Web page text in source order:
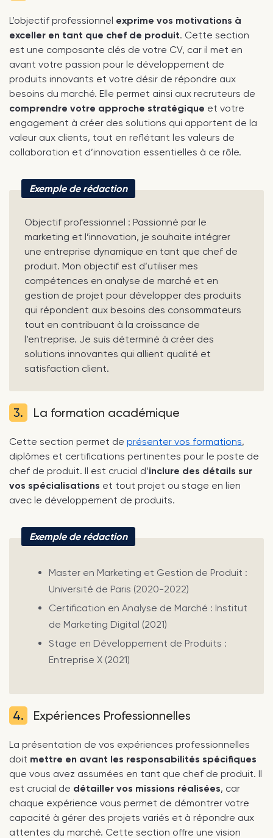
L’objectif professionnel exprime vos motivations à
exceller en tant que chef de produit. Cette section
est une composante clés de votre CV, car il met en
avant votre passion pour le développement de
produits innovants et votre désir de répondre aux
besoins du marché. Elle permet ainsi aux recruteurs de
comprendre votre approche stratégique et votre
engagement à créer des solutions qui apportent de la
valeur aux clients, tout en reflétant les valeurs de
collaboration et d’innovation essentielles à ce rôle.
Exemple de rédaction
Objectif professionnel : Passionné par le
marketing et l’innovation, je souhaite intégrer
une entreprise dynamique en tant que chef de
produit. Mon objectif est d’utiliser mes
compétences en analyse de marché et en
gestion de projet pour développer des produits
qui répondent aux besoins des consommateurs
tout en contribuant à la croissance de
l’entreprise. Je suis déterminé à créer des
solutions innovantes qui allient qualité et
satisfaction client.
3. La formation académique
Cette section permet de présenter vos formations,
diplômes et certifications pertinentes pour le poste de
chef de produit. Il est crucial d’inclure des détails sur
vos spécialisations et tout projet ou stage en lien
avec le développement de produits.
Exemple de rédaction
Master en Marketing et Gestion de Produit :
Université de Paris (2020-2022)
Certification en Analyse de Marché : Institut
de Marketing Digital (2021)
Stage en Développement de Produits :
Entreprise X (2021)
4. Expériences Professionnelles
La présentation de vos expériences professionnelles
doit mettre en avant les responsabilités spécifiques
que vous avez assumées en tant que chef de produit. Il
est crucial de détailler vos missions réalisées, car
chaque expérience vous permet de démontrer votre
capacité à gérer des projets variés et à répondre aux
attentes du marché. Cette section offre une vision